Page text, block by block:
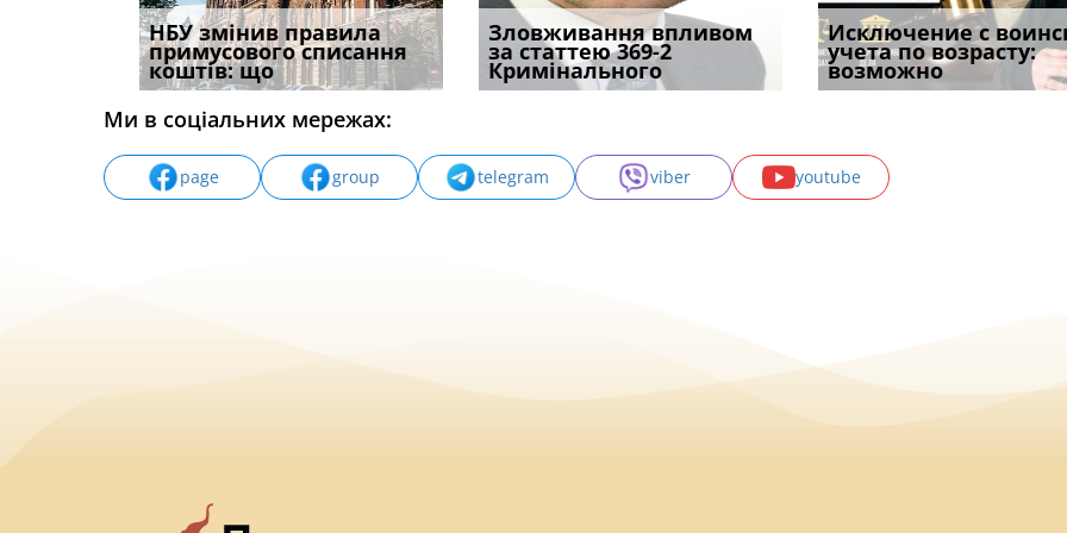
НБУ змінив правила
примусового списання
коштів: що
Якщо суд встановив для
відшкодування шкоди
наявніс
Документи, на яких не
проставляється
апостиль: пер
Водії можуть отримати
компенсацію за
незаконні дії
Зловживання впливом
за статтею 369-2
Кримінального
Переоформлення
відстрочки за іншою
підставою: нов
Особливості захисту у
кримінальному
провадженні: я
Исключение с
учета по возрасту:
возможно
Восьмий ААС
підтвердив, що
може скас
Ми в соціальних мережах:
page group telegram viber youtube